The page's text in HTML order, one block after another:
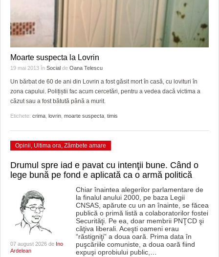
Moarte suspecta la Lovrin
19 mai 2013 în Social de Oana Telescu
Un bărbat de 60 de ani din Lovrin a fost găsit mort în casă, cu lovituri în
zona capului. Polițiștii fac acum cercetări, pentru a vedea dacă victima a
căzut sau a fost bătută până a murit.
Etichete: crima, lovrin, moarte suspecta, timis
Opinii, Ultima ora, Zâmbete amare
Drumul spre iad e pavat cu intenţii bune. Când o
lege bună pe fond e aplicată ca o armă politică
07 august 2026 de Ino
Ardelean
Chiar înaintea alegerilor parlamentare de
la finalul anului 2000, pe baza Legii
CNSAS, apărute cu un an înainte, se făcea
publică o primă listă a colaboratorilor fostei
Securităţi. Pe ea, doar membrii PNŢCD şi
câţiva liberali. Aceşti oameni erau
“răstigniţi” a doua oară. Prima data în
puşcăriile comuniste, a doua oară fiind
expuşi oprobiului public,…